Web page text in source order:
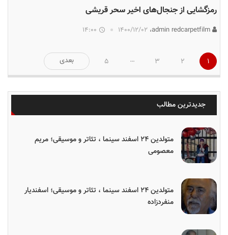
رمزگشایی از جنجال‌های اخیر سحر قریشی
۱۴۰۰/۱۲/۰۲ 14:00
صفحه‌بندی
نوشته‌ها
1
2
3
…
5 بعدی
جدیدترین مطالب
متولدین ۲۴ اسفند سینما ، تئاتر و موسیقی؛ مریم
معصومی
متولدین ۲۴ اسفند سینما ، تئاتر و موسیقی؛ اسفندیار
منفردزاده